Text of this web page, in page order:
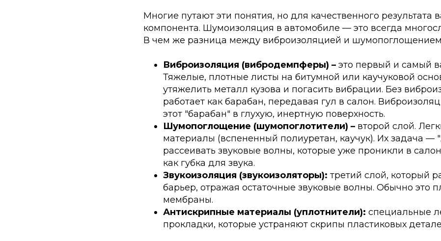
Многие путают эти понятия, но для качественного результата
компонента. Шумоизоляция в автомобиле — это всегда
В чем же разница между виброизоляцией и
Виброизоляция (вибродемпферы) – это первый и самый
Тяжелые, плотные листы на битумной или каучуковой
утяжелить металл кузова и погасить вибрации. Без
работает как барабан, передавая гул в салон.
этот "барабан" в глухую, инертную поверхность.
Шумопоглощение (шумопоглотители) – второй слой.
материалы (вспененный полиуретан, каучук). Их задача —
рассеивать звуковые волны, которые уже проникли в
как губка для звука.
Звукоизоляция (звукоизоляторы): третий слой, который
барьер, отражая остаточные звуковые волны. Обычно это
мембраны.
Антискрипные материалы (уплотнители): специальные
прокладки, которые устраняют скрипы пластиковых